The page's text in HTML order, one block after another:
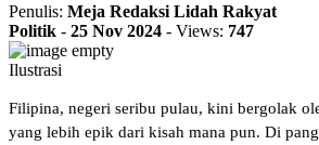
Penulis: Meja Redaksi Lidah Rakyat
Politik - 25 Nov 2024 - Views: 747
Ilustrasi
Filipina, negeri seribu pulau, kini bergolak
yang lebih epik dari kisah mana pun. Di